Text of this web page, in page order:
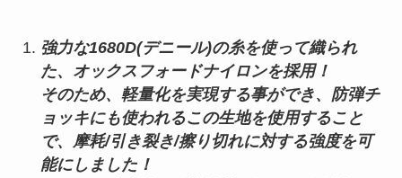
強力な1680D(デニール)の糸を使って織られ
た、オックスフォードナイロンを採用！
そのため、軽量化を実現する事ができ、防弾チ
ョッキにも使われるこの生地を使用すること
で、摩耗/引き裂き/擦り切れに対する強度を可
能にしました！